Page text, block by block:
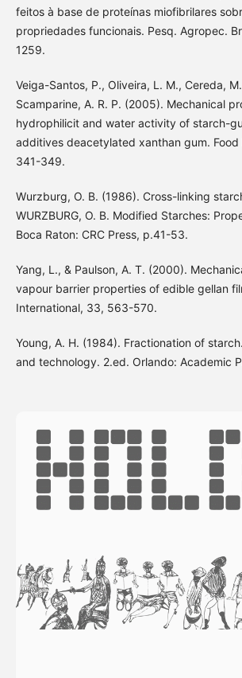
feitos à base de proteínas miofibrilares
propriedades funcionais. Pesq. Agropec.
1259.
Veiga-Santos, P., Oliveira, L. M., Cereda,
Scamparine, A. R. P. (2005). Mechanical
hydrophilicit and water activity of starch-
additives deacetylated xanthan gum. Food
341-349.
Wurzburg, O. B. (1986). Cross-linking
WURZBURG, O. B. Modified Starches:
Boca Raton: CRC Press, p.41-53.
Yang, L., & Paulson, A. T. (2000).
vapour barrier properties of edible gellan
International, 33, 563-570.
Young, A. H. (1984). Fractionation of
and technology. 2.ed. Orlando: Academic